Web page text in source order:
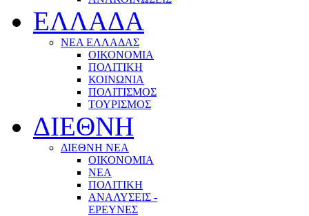
ΕΛΛΑΔΑ
ΝΕΑ ΕΛΛΑΔΑΣ
ΟΙΚΟΝΟΜΙΑ
ΠΟΛΙΤΙΚΗ
ΚΟΙΝΩΝΙΑ
ΠΟΛΙΤΙΣΜΟΣ
ΤΟΥΡΙΣΜΟΣ
ΔΙΕΘΝΗ
ΔΙΕΘΝΗ ΝΕΑ
ΟΙΚΟΝΟΜΙΑ
ΝΕΑ
ΠΟΛΙΤΙΚΗ
ΑΝΑΛΥΣΕΙΣ -
ΕΡΕΥΝΕΣ